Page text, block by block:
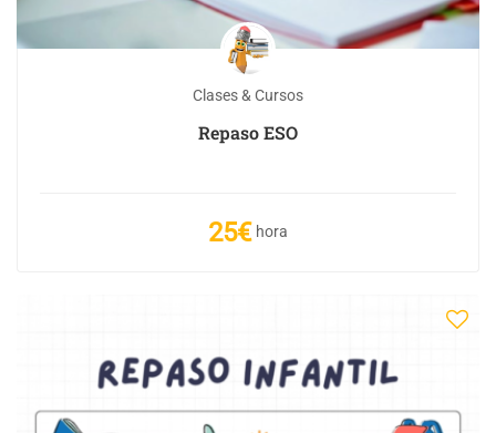
Clases & Cursos
Repaso ESO
25€ hora